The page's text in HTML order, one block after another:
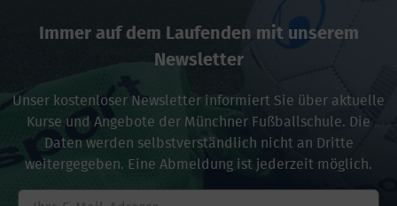
Powertraining
Trainer:
Keine
Information
Immer auf dem Laufenden mit unserem
Newsletter
Unser kostenloser Newsletter informiert Sie über aktuelle
Kurse und Angebote der Münchner Fußballschule. Die
Daten werden selbstverständlich nicht an Dritte
weitergegeben. Eine Abmeldung ist jederzeit möglich.